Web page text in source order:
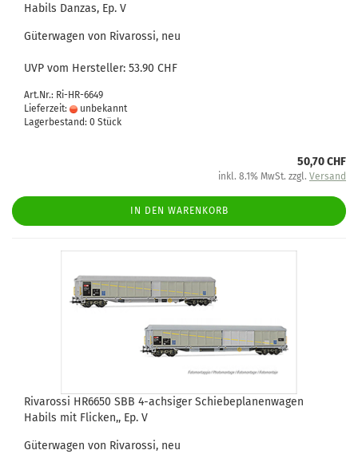
Habils Danzas, Ep. V
Güterwagen von Rivarossi, neu
UVP vom Hersteller: 53.90 CHF
Art.Nr.: Ri-HR-6649
Lieferzeit:
unbekannt
Lagerbestand: 0 Stück
50,70 CHF
inkl. 8.1% MwSt. zzgl. Versand
IN DEN WARENKORB
Rivarossi HR6650 SBB 4-achsiger Schiebeplanenwagen
Habils mit Flicken,, Ep. V
Güterwagen von Rivarossi, neu